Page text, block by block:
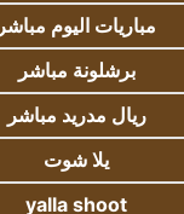
مباريات اليوم مباشر
برشلونة مباشر
ريال مدريد مباشر
يلا شوت
yalla shoot